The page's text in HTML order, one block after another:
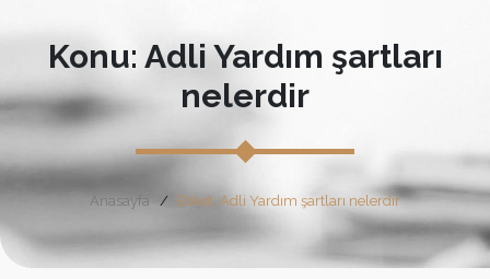
Konu: Adli Yardım şartları
nelerdir
Anasayfa Etiket: Adli Yardım şartları nelerdir